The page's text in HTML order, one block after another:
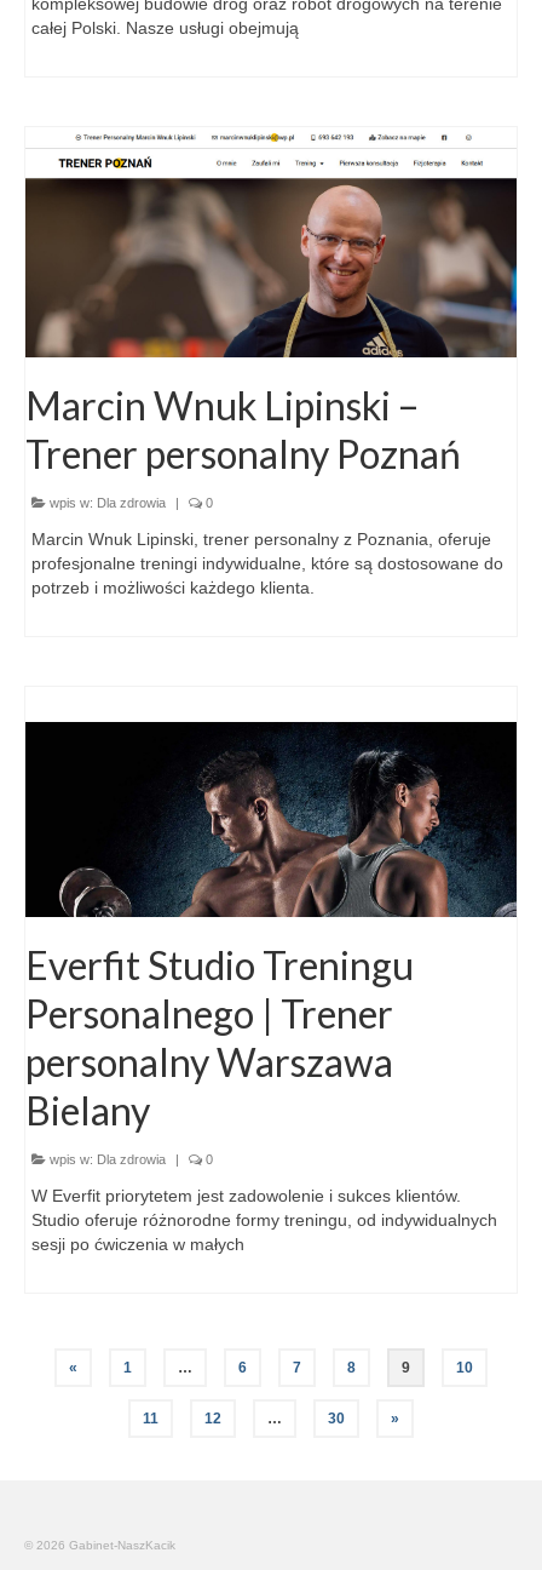
całej Polski. Nasze usługi obejmują
Marcin Wnuk Lipinski –
Trener personalny Poznań
wpis w: Dla zdrowia | 0
Marcin Wnuk Lipinski, trener personalny z Poznania, oferuje
profesjonalne treningi indywidualne, które są dostosowane do
potrzeb i możliwości każdego klienta.
Everfit Studio Treningu
Personalnego | Trener
personalny Warszawa
Bielany
wpis w: Dla zdrowia | 0
W Everfit priorytetem jest zadowolenie i sukces klientów.
Studio oferuje różnorodne formy treningu, od indywidualnych
sesji po ćwiczenia w małych
« 1 … 6 7 8 9 10
11 12 … 30 »
© 2026 Gabinet-NaszKacik